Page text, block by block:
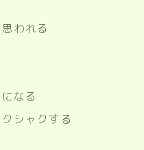
われる
なる
シャクする